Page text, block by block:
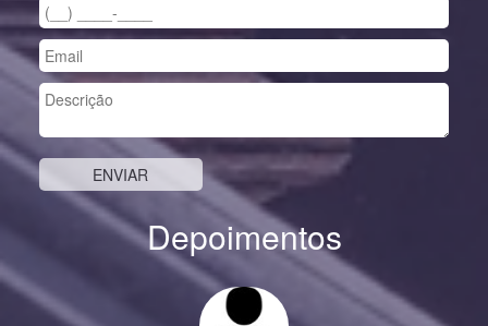
Depoimentos
Previous